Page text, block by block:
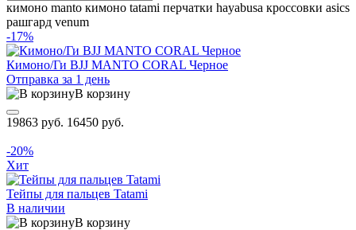
кимоно manto кимоно tatami перчатки hayabusa кроссовки asics
рашгард venum
-17%
Кимоно/Ги BJJ MANTO CORAL Черное
Отправка за 1 день
В корзину
19863 руб. 16450 руб.
-20%
Хит
Тейпы для пальцев Tatami
В наличии
В корзину